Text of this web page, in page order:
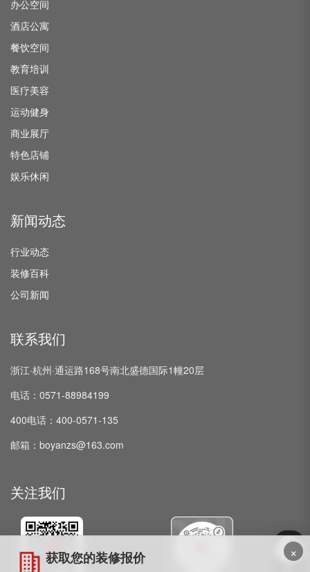
办公空间
酒店公寓
餐饮空间
教育培训
医疗美容
运动健身
商业展厅
特色店铺
娱乐休闲
新闻动态
行业动态
装修百科
公司新闻
联系我们
浙江·杭州·通运路168号南北盛德国际1幢20层
电话：0571-88984199
400电话：400-0571-135
邮箱：boyanzs@163.com
关注我们
获取您的装修报价 ×